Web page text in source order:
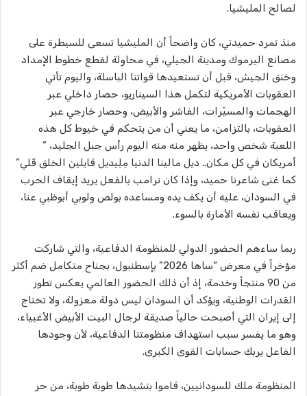
لصالح المليشيا.
منذ تمرد حميدتي، كان واضحاً أن المليشيا تسعى للسيطرة على
مصانع اليرموك ومدينة الجيلي، في محاولة لقطع خطوط الإمداد
وخنق الجيش، قبل أن تستعيدها قواتنا الباسلة، واليوم تأتي
العقوبات الأمريكية لتكمل هذا السيناريو، حصار داخلي عبر
الهجمات والمسيّرات، الفاشر والأبيض، وحصار خارجي عبر
العقوبات، بالتزامن، ما يعني أن من يتحكم في خيوط كل هذه
اللعبة شخص واحد، يظهر منه منه اليوم رأس جبل الجليد، ”
أمريكان في كل مكان.. ديل مالينا الدنيا مِلِيديل قايلين الخلق قَلي”
كما غنى شاعرنا حميد، وإذا كان ترامب بالفعل يريد إيقاف الحرب
في السودان، عليه أن يكف يده ومساعده بولص ولوبي أبوظبي عنا،
ويعاقب نفسه الأمارة بالسوء.
ربما ساءهم الحضور الدولي للمنظومة الدفاعية، والتي شاركت
مؤخراً في معرض “ساها 2026” بإسطنبول، بجناح متكامل ضم أكثر
من 90 منتجاً وخدمة، إذ أن ذلك الحضور العالمي يعكس تطور
القدرات الوطنية، ويؤكد أن السودان ليس دولة معزولة، ولا تحتاج
إلى إيران التي أصبحت حالياً صديقة لرجال البيت الأبيض الأغبياء،
وهو ما يفسر سبب استهداف منظومتنا الدفاعية، لأن وجودها
الفاعل يربك حسابات القوى الكبرى.
المنظومة ملك للسودانيين، قاموا بتشيدها طوبة طوبة، من حر